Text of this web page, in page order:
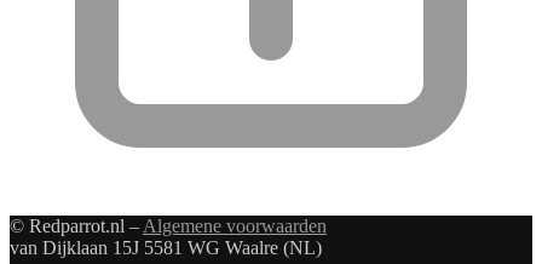
© Redparrot.nl – Algemene voorwaarden
van Dijklaan 15J 5581 WG Waalre (NL)